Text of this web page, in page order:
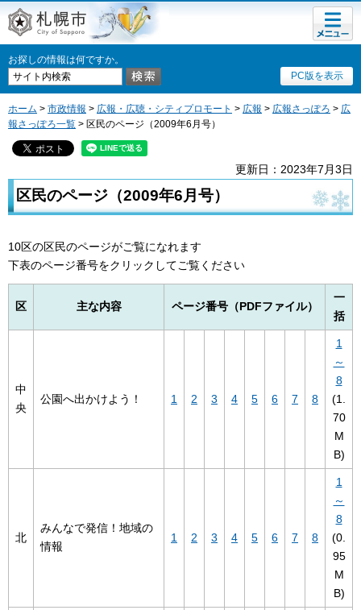
札幌市
お探しの情報は何ですか。
PC版を表示
メニュ
ー
ホーム > 市政情報 > 広報・広聴・シティプロモート > 広報 > 広報さっぽろ > 広
報さっぽろ一覧 > 区民のページ（2009年6月号）
更新日：2023年7月3日
区民のページ（2009年6月号）
10区の区民のページがご覧になれます
下表のページ番号をクリックしてご覧ください
区 主な内容 ページ番号（PDFファイル）
一
括
中
央
公園へ出かけよう！ 1 2 3 4 5 6 7 8
1
～
8
(1.
70
M
B)
北
みんなで発信！地域の
情報
1 2 3 4 5 6 7 8
1
～
8
(0.
95
M
B)